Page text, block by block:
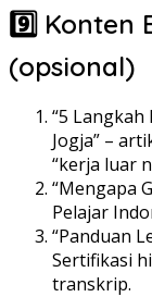
9️⃣ Konten
(opsional)
“5
Jogja” –
“kerja luar
“Mengapa
Pelajar
“Panduan
Sertifikasi
transkrip.